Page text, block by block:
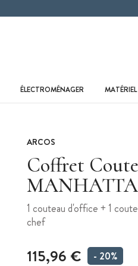
ÉLECTROMÉNAGER
ARCOS
Coffret
1 couteau d'office + 1
chef
115,96 € - 20%